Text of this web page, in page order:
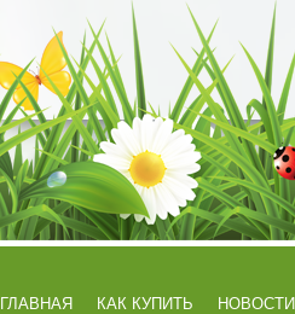
ГЛАВНАЯ КАК КУПИТЬ НОВОСТИ